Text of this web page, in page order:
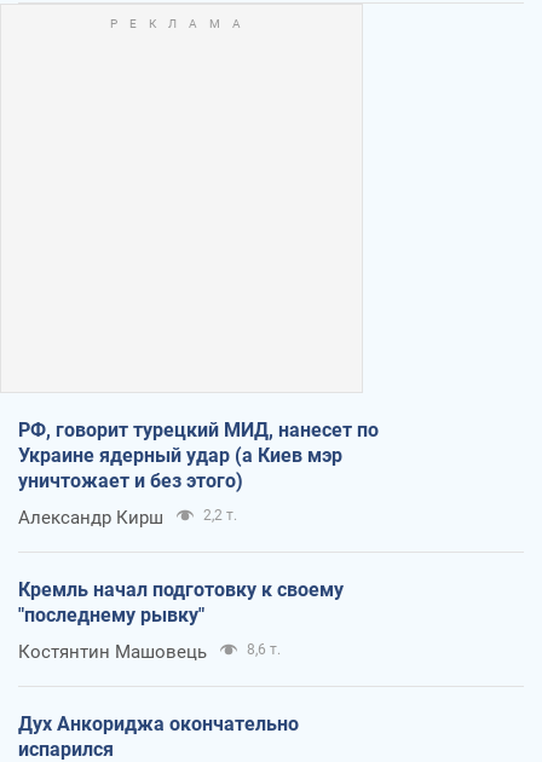
РФ, говорит турецкий МИД, нанесет по
Украине ядерный удар (а Киев мэр
уничтожает и без этого)
Александр Кирш 2,2 т.
Кремль начал подготовку к своему
"последнему рывку"
Костянтин Машовець 8,6 т.
Дух Анкориджа окончательно
испарился